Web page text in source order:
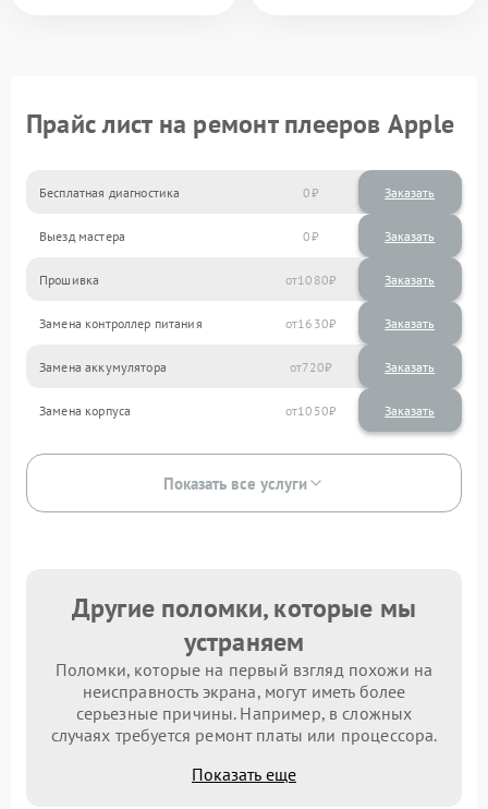
Прайс лист на ремонт плееров Apple
Бесплатная диагностика 0 Заказать
Выезд мастера 0 Заказать
Прошивка 1080
Замена контроллер питания 1630
Замена аккумулятора 720
Замена корпуса 1050
Показать все услуги
Другие поломки, которые мы
устраняем
Поломки, которые на первый взгляд похожи на
неисправность экрана, могут иметь более
серьезные причины. Например, в сложных
случаях требуется ремонт платы или процессора.
Показать еще